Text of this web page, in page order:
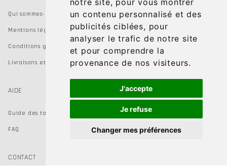
notre site, pour vous montrer
un contenu personnalisé et des
publicités ciblées, pour
analyser le trafic de notre site
et pour comprendre la
provenance de nos visiteurs.
J'accepte
Je refuse
Changer mes préférences
Qui sommes-nous
Mentions légales
Conditions générales de vente
Livraisons et Retours
AIDE
Guide des tailles
FAQ
CONTACT